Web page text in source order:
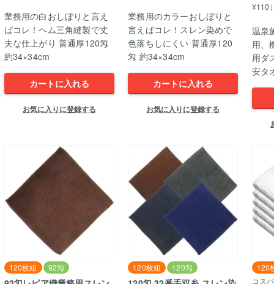
業務用の白おしぼりと言え
ばコレ！ヘム三角縫製で丈
夫な仕上がり 普通厚120匁
約34×34cm
カートに入れる
お気に入りに登録する
業務用のカラーおしぼりと
言えばコレ！スレン染めで
色落ちしにくい 普通厚120
匁 約34×34cm
カートに入れる
お気に入りに登録する
¥110
温泉
用、
用ダ
安タ
120枚組 92匁 120枚組 120匁
120
コス